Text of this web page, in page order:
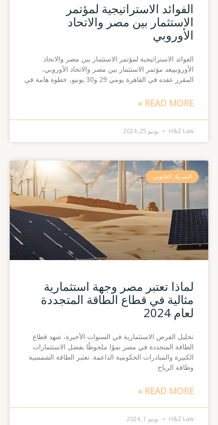
الفوائد الاستراتيجية لمؤتمر
الاستثمار بين مصر والاتحاد
الأوروبي
الفوائد الاستراتيجية لمؤتمر الاستثمار بين مصر والاتحاد
الأوروبييعد مؤتمر الاستثمار بين مصر والاتحاد الأوروبي،
المقرر عقده في القاهرة يومي 29 و30 يونيو، خطوة هامة في
READ MORE »
H&Z Law يونيو 25, 2024
الشريك القانوني
لماذا تعتبر مصر وجهة استثمارية
مثالية في قطاع الطاقة المتجددة
لعام 2024
تحليل الفرص الاستثمارية في السنوات الأخيرة، شهد قطاع
الطاقة المتجددة في مصر نموًا ملحوظًا بفضل الاستثمارات
الكبيرة والمبادرات الحكومية الداعمة. تعتبر الطاقة الشمسية
وطاقة الرياح
READ MORE »
H&Z Law يونيو 1, 2024